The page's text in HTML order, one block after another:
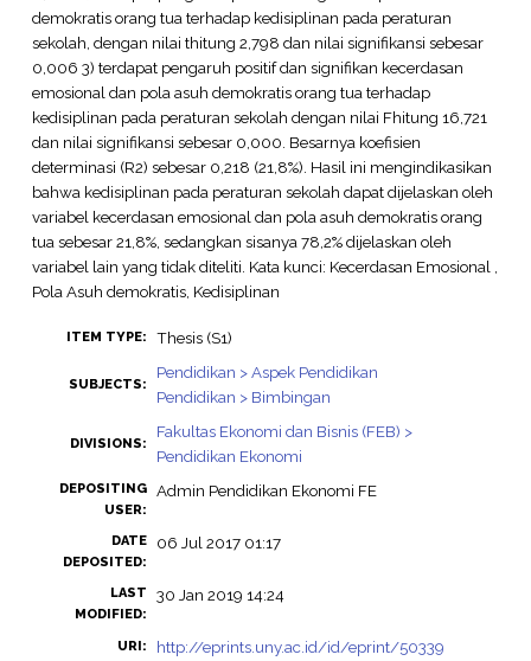
demokratis orang tua terhadap kedisiplinan pada peraturan
sekolah, dengan nilai thitung 2,798 dan nilai signifikansi sebesar
0,006 3) terdapat pengaruh positif dan signifikan kecerdasan
emosional dan pola asuh demokratis orang tua terhadap
kedisiplinan pada peraturan sekolah dengan nilai Fhitung 16,721
dan nilai signifikansi sebesar 0,000. Besarnya koefisien
determinasi (R2) sebesar 0,218 (21,8%). Hasil ini mengindikasikan
bahwa kedisiplinan pada peraturan sekolah dapat dijelaskan oleh
variabel kecerdasan emosional dan pola asuh demokratis orang
tua sebesar 21,8%, sedangkan sisanya 78,2% dijelaskan oleh
variabel lain yang tidak diteliti. Kata kunci: Kecerdasan Emosional ,
Pola Asuh demokratis, Kedisiplinan
ITEM TYPE: Thesis (S1)
SUBJECTS:
Pendidikan > Aspek Pendidikan
Pendidikan > Bimbingan
DIVISIONS:
Fakultas Ekonomi dan Bisnis (FEB) >
Pendidikan Ekonomi
DEPOSITING
USER:
Admin Pendidikan Ekonomi FE
DATE
DEPOSITED:
06 Jul 2017 01:17
LAST
MODIFIED:
30 Jan 2019 14:24
URI: http://eprints.uny.ac.id/id/eprint/50339